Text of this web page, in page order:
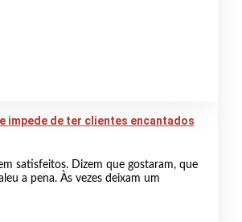
impede de ter clientes encantados
satisfeitos. Dizem que gostaram, que
a pena. Às vezes deixam um